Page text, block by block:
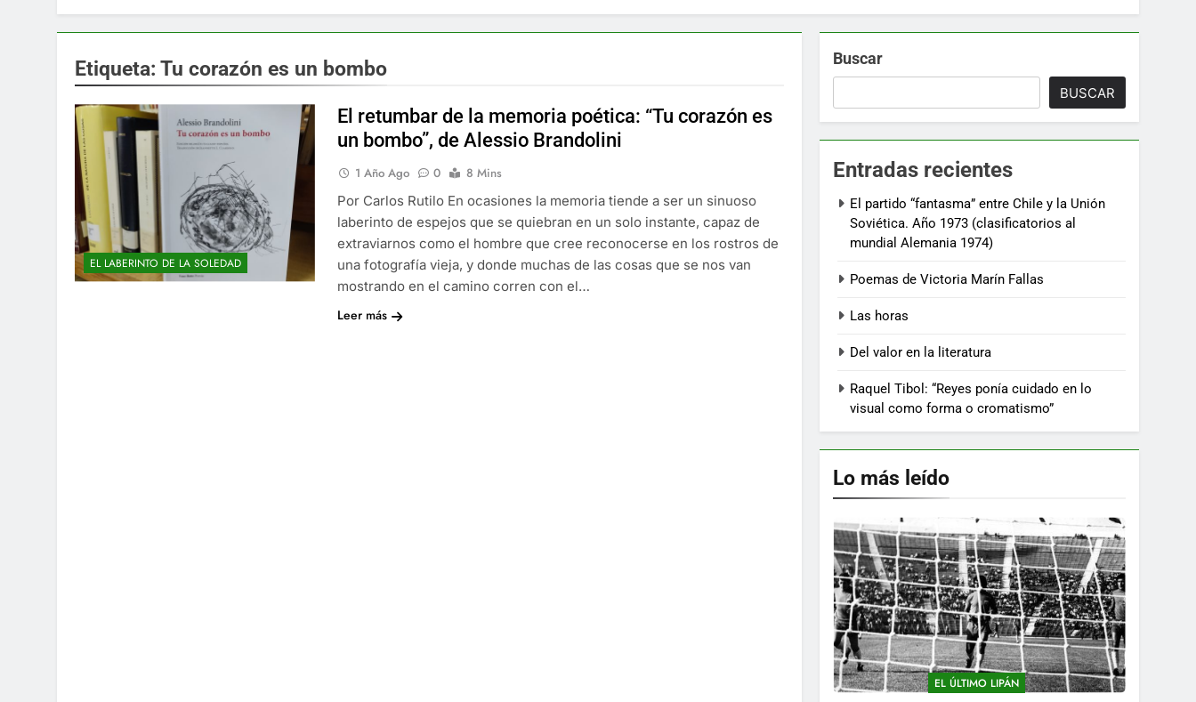
Etiqueta: Tu corazón es un bombo
EL LABERINTO DE LA SOLEDAD
El retumbar de la memoria poética: “Tu corazón es
un bombo”, de Alessio Brandolini
1 Año Ago 0
8 Mins
Por Carlos Rutilo En ocasiones la memoria tiende a ser un sinuoso
laberinto de espejos que se quiebran en un solo instante, capaz de
extraviarnos como el hombre que cree reconocerse en los rostros de
una fotografía vieja, y donde muchas de las cosas que se nos van
mostrando en el camino corren con el…
Leer más
Buscar
BUSCAR
Entradas recientes
El partido “fantasma” entre Chile y la Unión
Soviética. Año 1973 (clasificatorios al
mundial Alemania 1974)
Poemas de Victoria Marín Fallas
Las horas
Del valor en la literatura
Raquel Tibol: “Reyes ponía cuidado en lo
visual como forma o cromatismo”
Lo más leído
EL ÚLTIMO LIPÁN